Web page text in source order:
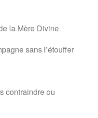
la Mère Divine
sans l’étouffer
contraindre ou